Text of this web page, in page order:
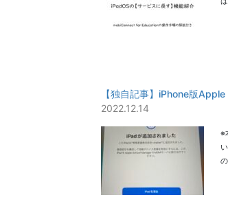
【独自記事】iPhone版
2022.12.14
※